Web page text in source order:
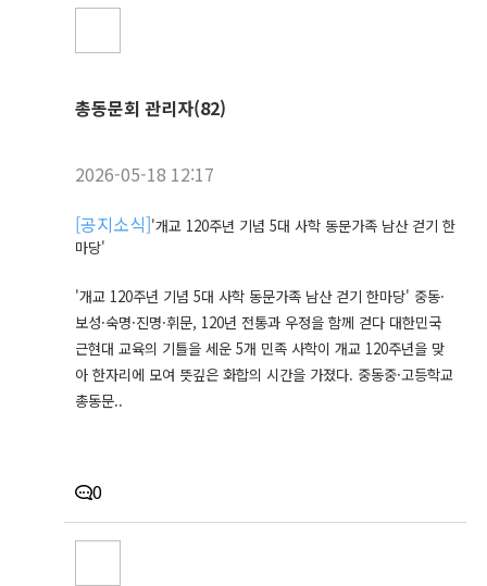
총동문회 관리자(82)
2026-05-18 12:17
[공지소식]'개교 120주년 기념 5대 사학 동문가족 남산 걷기 한
마당'
'개교 120주년 기념 5대 사학 동문가족 남산 걷기 한마당' 중동·
보성·숙명·진명·휘문, 120년 전통과 우정을 함께 걷다 대한민국
근현대 교육의 기틀을 세운 5개 민족 사학이 개교 120주년을 맞
아 한자리에 모여 뜻깊은 화합의 시간을 가졌다. 중동중·고등학교
총동문..
0